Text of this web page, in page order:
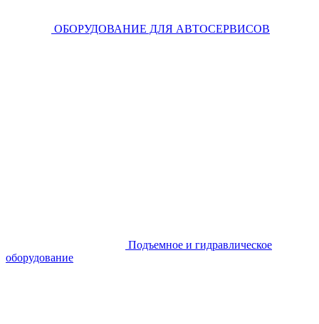
ОБОРУДОВАНИЕ ДЛЯ АВТОСЕРВИСОВ
Подъемное и гидравлическое
оборудование